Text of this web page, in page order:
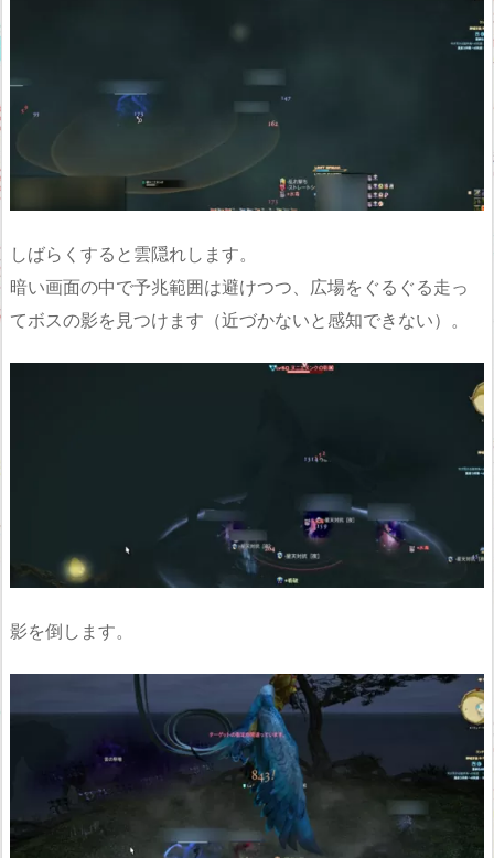
しばらくすると雲隠れします。
暗い画面の中で予兆範囲は避けつつ、広場をぐるぐる走っ
てボスの影を見つけます（近づかないと感知できない）。
影を倒します。